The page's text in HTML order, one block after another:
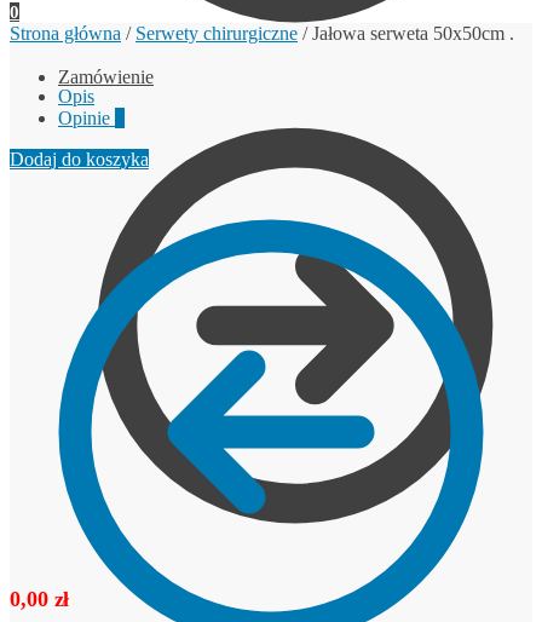
Zamówienie
0,00 zł
0
Strona główna / Serwety chirurgiczne /Jałowa serweta 50x50cm .
Opis
Opinie
Dodaj do koszyka